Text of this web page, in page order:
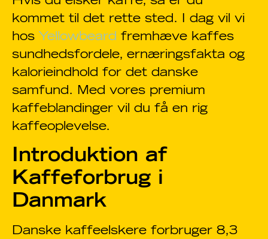
kommet til det rette sted. I dag vil vi
hos Yellowbeard fremhæve kaffes
sundhedsfordele, ernæringsfakta og
kalorieindhold for det danske
samfund. Med vores premium
kaffeblandinger vil du få en rig
kaffeoplevelse.
Introduktion af
Kaffeforbrug i
Danmark
Danske kaffeelskere forbruger 8,3